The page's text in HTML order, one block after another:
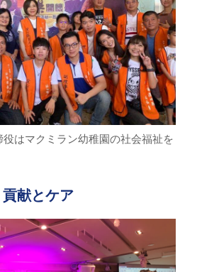
役はマクミラン幼稚園の社会福祉を
貢献とケア